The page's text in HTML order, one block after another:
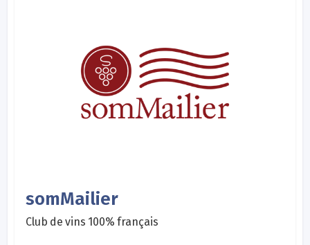
somMailier
Club de vins 100% français